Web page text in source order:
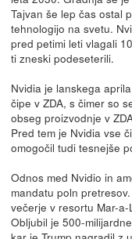
Tajvan še lep čas ostal
tehnologijo na svetu.
pred petimi leti vlagali
ti zneski podeseterili.
Nvidia je lanskega
čipe v ZDA, s čimer so
obseg proizvodnje v
Pred tem je Nvidia vse
omogočil tudi tesnejše
Odnos med Nvidio in
mandatu poln
večerje v resortu Mar-
Obljubil je 500-